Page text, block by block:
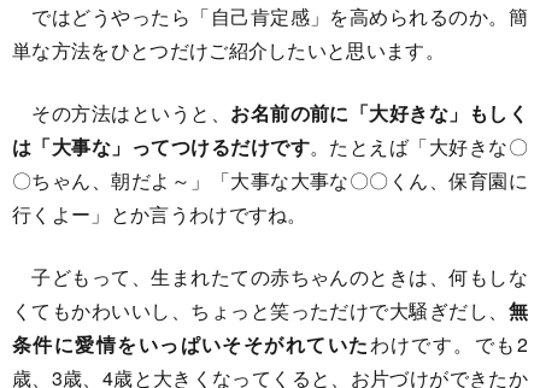
ではどうやったら「自己肯定感」を高められるのか。簡
単な方法をひとつだけご紹介したいと思います。
その方法はというと、 お名前の前に「大好きな」もしく
は「大事な」ってつけるだけです。たとえば「大好きな〇
〇ちゃん、朝だよ～」「大事な大事な〇〇くん、保育園に
行くよー」とか言うわけですね。
子どもって、生まれたての赤ちゃんのときは、何もしな
くてもかわいいし、ちょっと笑っただけで大騒ぎだし、 無
条件に愛情をいっぱいそそがれていたわけです。でも2
歳、3歳、4歳と大きくなってくると、お片づけができたか